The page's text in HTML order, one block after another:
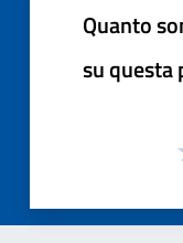
Quanto
su questa